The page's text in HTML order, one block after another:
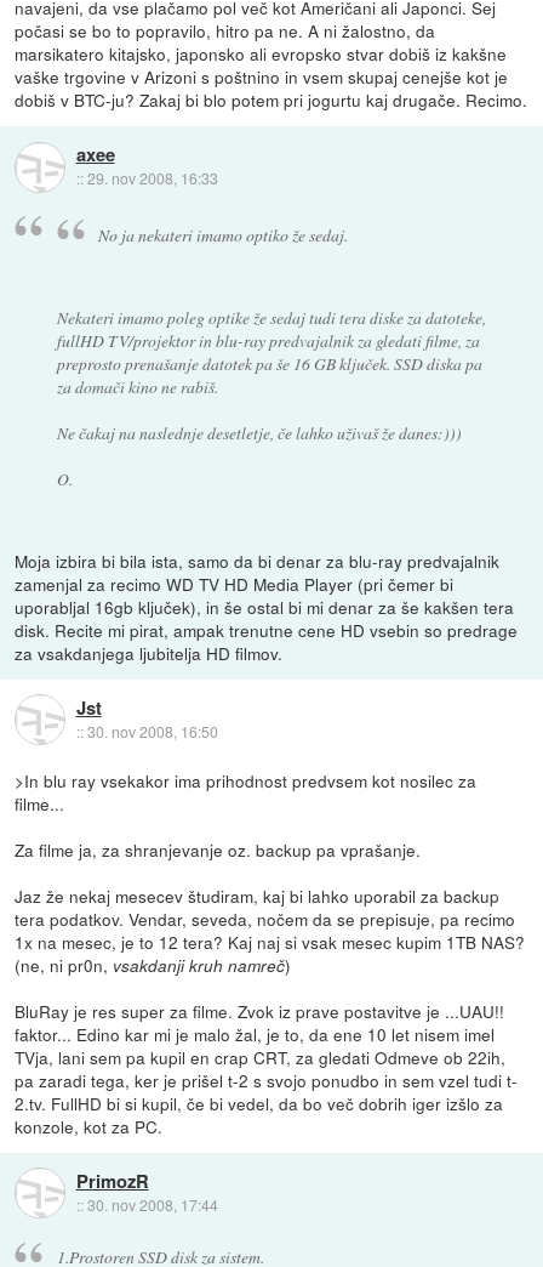
navajeni, da vse plačamo pol več kot Američani ali Japonci. Sej
počasi se bo to popravilo, hitro pa ne. A ni žalostno, da
marsikatero kitajsko, japonsko ali evropsko stvar dobiš iz kakšne
vaške trgovine v Arizoni s poštnino in vsem skupaj cenejše kot je
dobiš v BTC-ju? Zakaj bi blo potem pri jogurtu kaj drugače. Recimo.
axee
::29. nov 2008, 16:33
No ja nekateri imamo optiko že sedaj.
Nekateri imamo poleg optike že sedaj tudi tera diske za datoteke,
fullHD TV/projektor in blu-ray predvajalnik za gledati filme, za
preprosto prenašanje datotek pa še 16 GB ključek. SSD diska pa
za domači kino ne rabiš.
Ne čakaj na naslednje desetletje, če lahko uživaš že danes:)))
O.
Moja izbira bi bila ista, samo da bi denar za blu-ray predvajalnik
zamenjal za recimo WD TV HD Media Player (pri čemer bi
uporabljal 16gb ključek), in še ostal bi mi denar za še kakšen tera
disk. Recite mi pirat, ampak trenutne cene HD vsebin so predrage
za vsakdanjega ljubitelja HD filmov.
Jst
::30. nov 2008, 16:50
>In blu ray vsekakor ima prihodnost predvsem kot nosilec za
filme...
Za filme ja, za shranjevanje oz. backup pa vprašanje.
Jaz že nekaj mesecev študiram, kaj bi lahko uporabil za backup
tera podatkov. Vendar, seveda, nočem da se prepisuje, pa recimo
1x na mesec, je to 12 tera? Kaj naj si vsak mesec kupim 1TB NAS?
(ne, ni pr0n, vsakdanji kruh namreč)
BluRay je res super za filme. Zvok iz prave postavitve je ...UAU!!
faktor... Edino kar mi je malo žal, je to, da ene 10 let nisem imel
TVja, lani sem pa kupil en crap CRT, za gledati Odmeve ob 22ih,
pa zaradi tega, ker je prišel t-2 s svojo ponudbo in sem vzel tudi t-
2.tv. FullHD bi si kupil, če bi vedel, da bo več dobrih iger izšlo za
konzole, kot za PC.
PrimozR
::30. nov 2008, 17:44
1.Prostoren SSD disk za sistem.